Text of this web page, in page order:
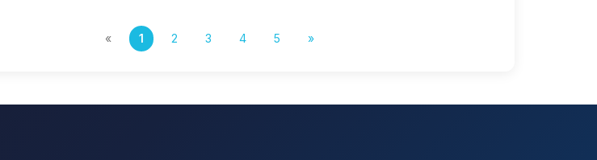
« 1 2 3 4 5 »